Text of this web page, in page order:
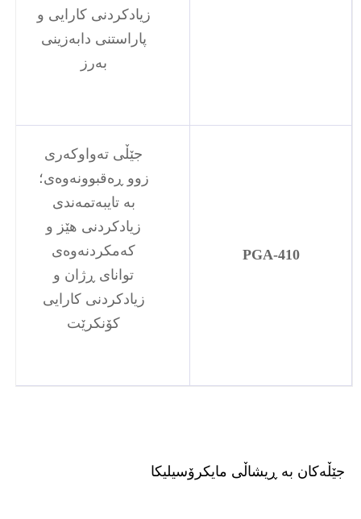
زیادکردنی کارایی و
پاراستنی دابەزینی
بەرز
PGA-410
جێڵی تەواوکەری
زوو ڕەقبوونەوەی؛
بە تایبەتمەندی
زیادکردنی هێز و
کەمکردنەوەی
توانای ڕژان و
زیادکردنی کارایی
کۆنکرێت
جێڵەکان بە ڕیشاڵی مایکرۆسیلیکا